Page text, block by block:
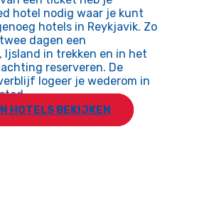
hotel nodig waar je kunt
hotels in Reykjavik. Zo
dagen een
Ijsland in trekken en in het
reserveren. De
logeer je wederom in
HOTELS BEKIJKEN